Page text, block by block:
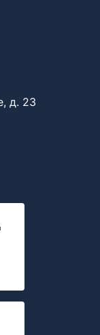
д. 23